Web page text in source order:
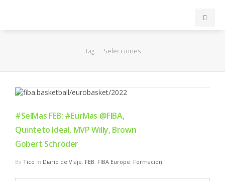
EuroLeague
FIBA
OTROS
Tag: Selecciones
#SelMas FEB: #EurMas @FIBA,
Quinteto Ideal, MVP Willy, Brown
Gobert Schröder
By Tico in Diario de Viaje, FEB, FIBA Europe, Formación